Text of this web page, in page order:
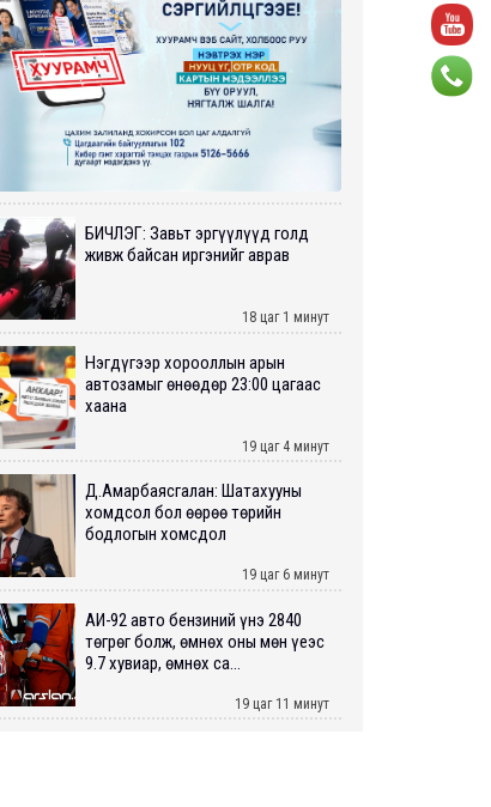
БИЧЛЭГ: Завьт эргүүлүүд голд
живж байсан иргэнийг аврав
18 цаг 1 минут
Нэгдүгээр хорооллын арын
автозамыг өнөөдөр 23:00 цагаас
хаана
19 цаг 4 минут
Д.Амарбаясгалан: Шатахууны
хомдсол бол өөрөө төрийн
бодлогын хомсдол
19 цаг 6 минут
АИ-92 авто бензиний үнэ 2840
төгрөг болж, өмнөх оны мөн үеэс
9.7 хувиар, өмнөх са...
19 цаг 11 минут